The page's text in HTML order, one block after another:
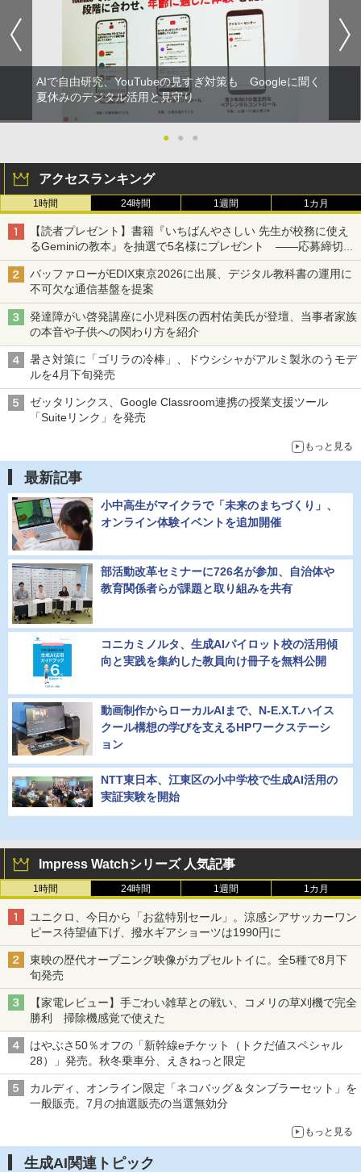
AIで自由研究、YouTubeの見すぎ対策も Googleに聞く
夏休みのデジタル活用と見守り
● ● ●
アクセスランキング
1時間 24時間 1週間 1カ月
【読者プレゼント】書籍『いちばんやさしい 先生が校務に使え
るGeminiの教本』を抽選で5名様にプレゼント ――応募締切は
2026年8月12日（水）まで
バッファローがEDIX東京2026に出展、デジタル教科書の運用に
不可欠な通信基盤を提案
発達障がい啓発講座に小児科医の西村佑美氏が登壇、当事者家族
の本音や子供への関わり方を紹介
暑さ対策に「ゴリラの冷棒」、ドウシシャがアルミ製氷のうモデ
ルを4月下旬発売
ゼッタリンクス、Google Classroom連携の授業支援ツール
「Suiteリンク」を発売
もっと見る
最新記事
小中高生がマイクラで「未来のまちづくり」、
オンライン体験イベントを追加開催
部活動改革セミナーに726名が参加、自治体や
教育関係者らが課題と取り組みを共有
コニカミノルタ、生成AIパイロット校の活用傾
向と実践を集約した教員向け冊子を無料公開
動画制作からローカルAIまで、N-E.X.T.ハイス
クール構想の学びを支えるHPワークステーシ
ョン
NTT東日本、江東区の小中学校で生成AI活用の
実証実験を開始
Impress Watchシリーズ 人気記事
1時間 24時間 1週間 1カ月
ユニクロ、今日から「お盆特別セール」。涼感シアサッカーワン
ピース待望値下げ、撥水ギアショーツは1990円に
東映の歴代オープニング映像がカプセルトイに。全5種で8月下
旬発売
【家電レビュー】手ごわい雑草との戦い、コメリの草刈機で完全
勝利 掃除機感覚で使えた
はやぶさ50％オフの「新幹線eチケット（トクだ値スペシャル
28）」発売。秋冬乗車分、えきねっと限定
カルディ、オンライン限定「ネコバッグ＆タンブラーセット」を
一般販売。7月の抽選販売の当選無効分
もっと見る
生成AI関連トピック